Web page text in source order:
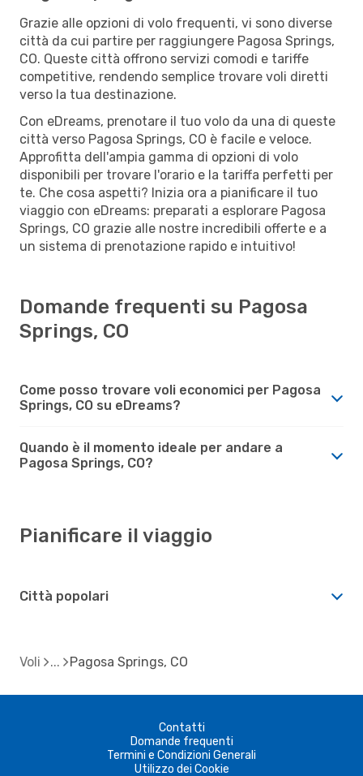
Grazie alle opzioni di volo frequenti, vi sono diverse
città da cui partire per raggiungere Pagosa Springs,
CO. Queste città offrono servizi comodi e tariffe
competitive, rendendo semplice trovare voli diretti
verso la tua destinazione.
Con eDreams, prenotare il tuo volo da una di queste
città verso Pagosa Springs, CO è facile e veloce.
Approfitta dell'ampia gamma di opzioni di volo
disponibili per trovare l'orario e la tariffa perfetti per
te. Che cosa aspetti? Inizia ora a pianificare il tuo
viaggio con eDreams: preparati a esplorare Pagosa
Springs, CO grazie alle nostre incredibili offerte e a
un sistema di prenotazione rapido e intuitivo!
Domande frequenti su Pagosa
Springs, CO
Come posso trovare voli economici per Pagosa
Springs, CO su eDreams?
Quando è il momento ideale per andare a
Pagosa Springs, CO?
Pianificare il viaggio
Città popolari
Voli Pagosa Springs, CO
Contatti
Domande frequenti
Termini e Condizioni Generali
Utilizzo dei Cookie